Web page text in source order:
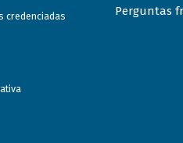
credenciadas Perguntas